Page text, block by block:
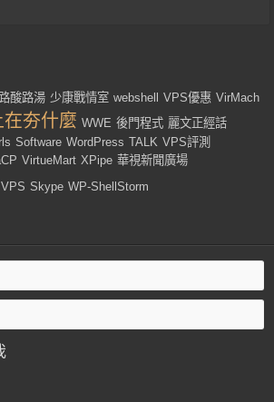
酸路湯 少康戰情室 webshell VPS優惠 VirMach
夯什麼 WWE 後門程式 麗文正經話
Software WordPress TALK VPS評測
VirtueMart XPipe 華視新聞廣場
VPS Skype WP-ShellStorm